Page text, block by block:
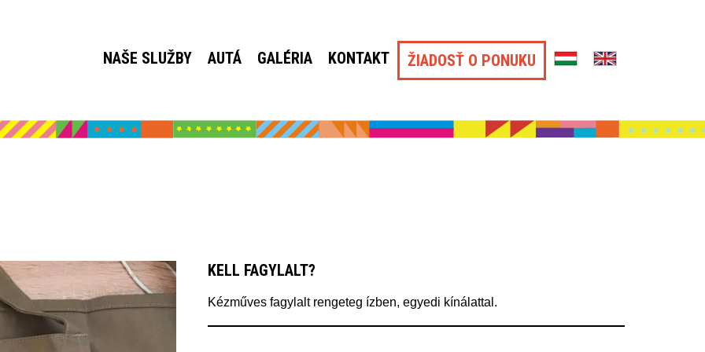
NAŠE SLUŽBY AUTÁ GALÉRIA KONTAKT ŽIADOSŤ O PONUKU
KELL FAGYLALT?
Kézműves fagylalt rengeteg ízben, egyedi kínálattal.